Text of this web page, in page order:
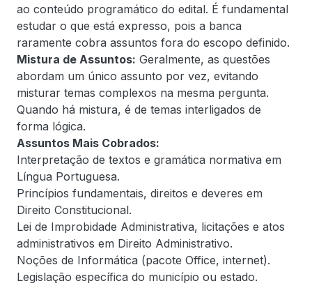
ao conteúdo programático do edital. É fundamental
estudar o que está expresso, pois a banca
raramente cobra assuntos fora do escopo definido.
Mistura de Assuntos: Geralmente, as questões
abordam um único assunto por vez, evitando
misturar temas complexos na mesma pergunta.
Quando há mistura, é de temas interligados de
forma lógica.
Assuntos Mais Cobrados:
Interpretação de textos e gramática normativa em
Língua Portuguesa.
Princípios fundamentais, direitos e deveres em
Direito Constitucional.
Lei de Improbidade Administrativa, licitações e atos
administrativos em Direito Administrativo.
Noções de Informática (pacote Office, internet).
Legislação específica do município ou estado.